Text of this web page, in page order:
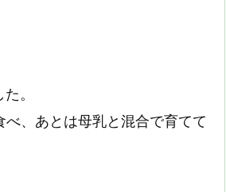
。
べ、あとは母乳と混合で育てて